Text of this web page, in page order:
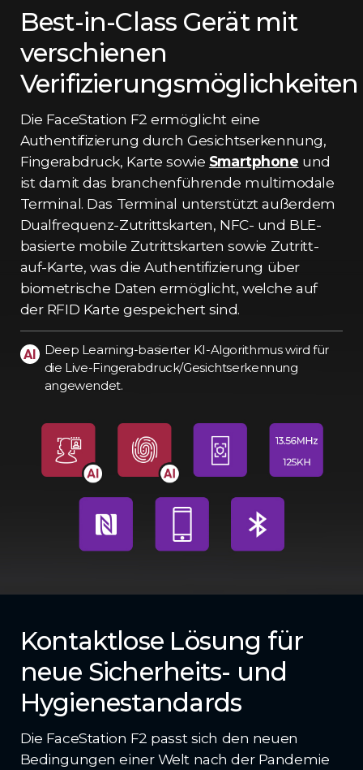
Best-in-Class Gerät mit
verschienen
Verifizierungsmöglichkeiten
Die FaceStation F2 ermöglicht eine
Authentifizierung durch Gesichtserkennung,
Fingerabdruck, Karte sowie Smartphone und
ist damit das branchenführende multimodale
Terminal. Das Terminal unterstützt außerdem
Dualfrequenz-Zutrittskarten, NFC- und BLE-
basierte mobile Zutrittskarten sowie Zutritt-
auf-Karte, was die Authentifizierung über
biometrische Daten ermöglicht, welche auf
der RFID Karte gespeichert sind.
Deep Learning-basierter KI-Algorithmus wird für
die Live-Fingerabdruck/Gesichtserkennung
angewendet.
Kontaktlose Lösung für
neue Sicherheits- und
Hygienestandards
Die FaceStation F2 passt sich den neuen
Bedingungen einer Welt nach der Pandemie